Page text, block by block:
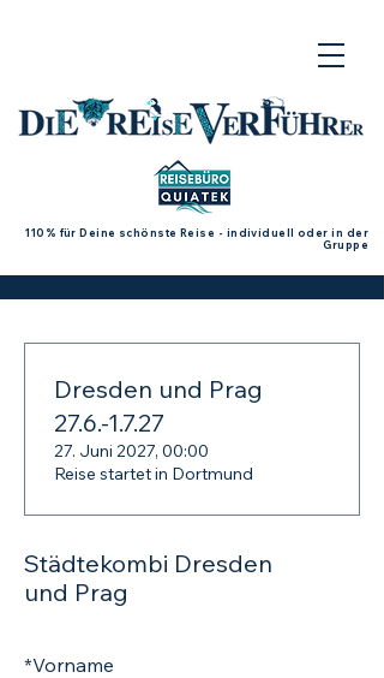
110% für Deine schönste Reise - individuell oder in der
Gruppe
Städtekombi Dresden
und Prag
*Vorname
Dresden und Prag
27.6.-1.7.27
27. Juni 2027, 00:00
Reise startet in Dortmund